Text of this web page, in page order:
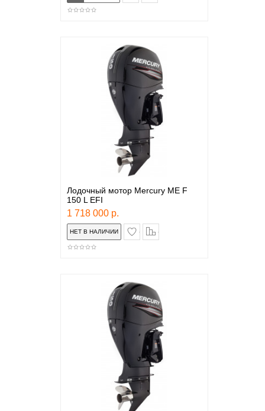
Лодочный мотор Mercury ME F
150 L EFI
1 718 000 р.
в закладки